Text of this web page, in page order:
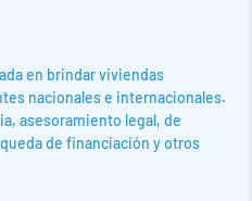
en brindar viviendas
nacionales e internacionales.
asesoramiento legal, de
de financiación y otros